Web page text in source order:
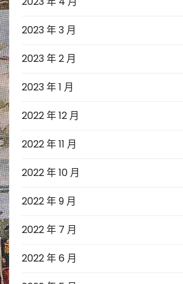
2023 年 3 月
2023 年 2 月
2023 年 1 月
2022 年 12 月
2022 年 11 月
2022 年 10 月
2022 年 9 月
2022 年 7 月
2022 年 6 月